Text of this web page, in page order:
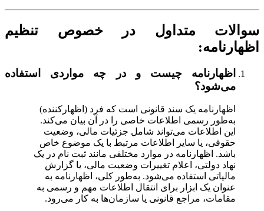
سوالات متداول در خصوص تنظیم
اظهارنامه:
اظهارنامه چیست و در چه مواردی استفاده
می‌شود؟
اظهارنامه یک سند قانونی است که فرد (اظهارکننده)
به‌طور رسمی اطلاعات خاصی را در آن بیان می‌کند.
این اطلاعات می‌تواند شامل جزئیات مالی، وضعیت
حقوقی، یا سایر اطلاعات مرتبط با یک موضوع خاص
باشد. اظهارنامه در موارد مختلفی مانند ثبت نام در یک
نهاد دولتی، اعلام تغییرات وضعیت مالی، یا گزارش
مالیاتی استفاده می‌شود. به‌طور کلی، اظهارنامه به
عنوان یک ابزار برای انتقال اطلاعات مهم و رسمی به
مقامات، مراجع قانونی یا سازمان‌ها به کار می‌رود.